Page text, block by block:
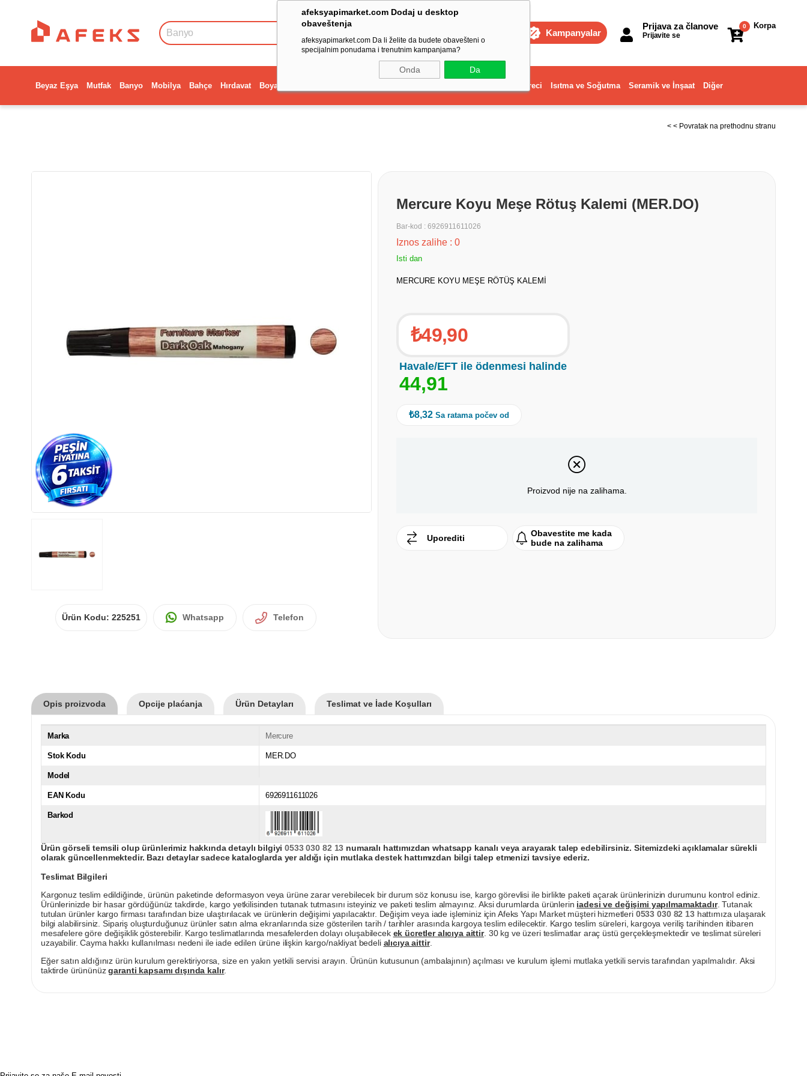
afeksyapimarket.com Dodaj u desktop
obaveštenja
afeksyapimarket.com Da li želite da budete obavešteni o
specijalnim ponudama i trenutnim kampanjama?
Onda Da
Kampanyalar
Korpa
0
Prijava za članove
Prijavite se
Beyaz Eşya Mutfak Banyo Mobilya Bahçe Hırdavat Boya Dekorasyon ve Ev Gereci Isıtma ve Soğutma Seramik ve İnşaat Diğer
< < Povratak na prethodnu stranu
Ürün Kodu: 225251 Whatsapp Telefon
Mercure Koyu Meşe Rötuş Kalemi (MER.DO)
Bar-kod : 6926911611026
Iznos zalihe : 0
Isti dan
MERCURE KOYU MEŞE RÖTÜŞ KALEMİ
₺49,90
Havale/EFT ile ödenmesi halinde
44,91
₺8,32 Sa ratama počev od
Proizvod nije na zalihama.
Uporediti
Obavestite me kada
bude na zalihama
Opis proizvoda Opcije plaćanja Ürün Detayları Teslimat ve İade Koşulları
Marka Mercure
Stok Kodu MER.DO
Model
EAN Kodu 6926911611026
Barkod
Ürün görseli temsili olup ürünlerimiz hakkında detaylı bilgiyi0533 030 82 13 numaralı hattımızdan whatsapp kanalı veya arayarak talep edebilirsiniz. Sitemizdeki açıklamalar sürekli
olarak güncellenmektedir. Bazı detaylar sadece kataloglarda yer aldığı için mutlaka destek hattımızdan bilgi talep etmenizi tavsiye ederiz.
Teslimat Bilgileri
Kargonuz teslim edildiğinde, ürünün paketinde deformasyon veya ürüne zarar verebilecek bir durum söz konusu ise, kargo görevlisi ile birlikte paketi açarak ürünlerinizin durumunu kontrol ediniz.
Ürünlerinizde bir hasar gördüğünüz takdirde, kargo yetkilisinden tutanak tutmasını isteyiniz ve paketi teslim almayınız. Aksi durumlarda ürünlerin iadesi ve değişimi yapılmamaktadır. Tutanak
tutulan ürünler kargo firması tarafından bize ulaştırılacak ve ürünlerin değişimi yapılacaktır. Değişim veya iade işleminiz için Afeks Yapı Market müşteri hizmetleri 0533 030 82 13hattımıza ulaşarak
bilgi alabilirsiniz. Sipariş oluşturduğunuz ürünler satın alma ekranlarında size gösterilen tarih / tarihler arasında kargoya teslim edilecektir. Kargo teslim süreleri, kargoya veriliş tarihinden itibaren
mesafelere göre değişiklik gösterebilir. Kargo teslimatlarında mesafelerden dolayı oluşabilecek ek ücretler alıcıya aittir. 30 kg ve üzeri teslimatlar araç üstü gerçekleşmektedir ve teslimat süreleri
uzayabilir. Cayma hakkı kullanılması nedeni ile iade edilen ürüne ilişkin kargo/nakliyat bedeli alıcıya aittir.
Eğer satın aldığınız ürün kurulum gerektiriyorsa, size en yakın yetkili servisi arayın. Ürünün kutusunun (ambalajının) açılması ve kurulum işlemi mutlaka yetkili servis tarafından yapılmalıdır. Aksi
taktirde ürününüzgaranti kapsamı dışında kalır.